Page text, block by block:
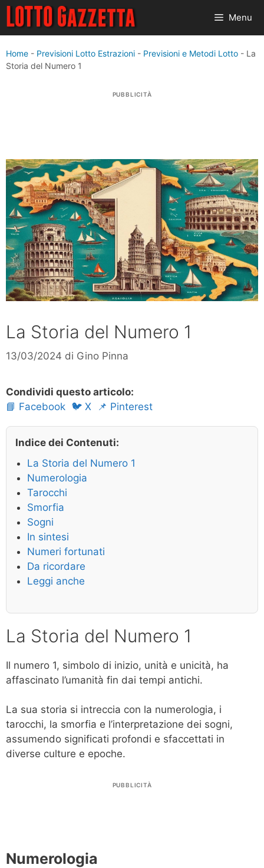
Vai
contenuto
Menu
Home - Previsioni Lotto Estrazioni - Previsioni e Metodi Lotto - La
Storia del Numero 1
PUBBLICITÀ
La Storia del Numero 1
13/03/2024 di Gino Pinna
Condividi questo articolo:
📘 Facebook 🐦 X 📌 Pinterest
Indice dei Contenuti:
La Storia del Numero 1
Numerologia
Tarocchi
Smorfia
Sogni
In sintesi
Numeri fortunati
Da ricordare
Leggi anche
La Storia del Numero 1
Il numero 1, simbolo di inizio, unità e unicità, ha
affascinato l’umanità fin dai tempi antichi.
La sua storia si intreccia con la numerologia, i
tarocchi, la smorfia e l’interpretazione dei sogni,
assumendo significati profondi e sfaccettati in
diverse culture e epoche.
PUBBLICITÀ
Numerologia